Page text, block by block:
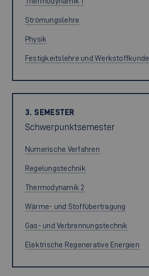
Strömungslehre
Physik
Festigkeitslehre und Werkstoffkunde
3. SEMESTER
Schwerpunktsemester
Numerische Verfahren
Regelungstechnik
Thermodynamik 2
Wärme- und Stoffübertragung
Gas- und Verbrennungstechnik
Elektrische Regenerative Energien